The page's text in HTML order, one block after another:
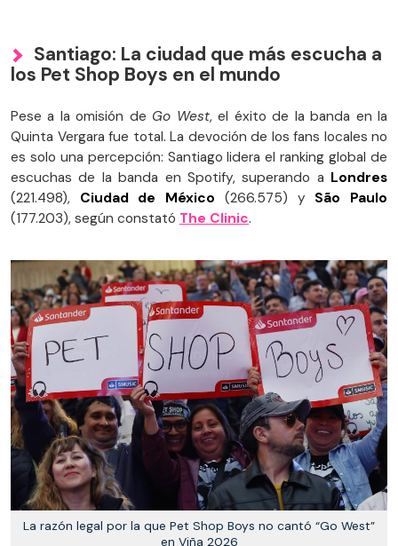
Santiago: La ciudad que más escucha a
los Pet Shop Boys en el mundo
Pese a la omisión de Go West, el éxito de la banda en la
Quinta Vergara fue total. La devoción de los fans locales no
es solo una percepción: Santiago lidera el ranking global de
escuchas de la banda en Spotify, superando a Londres
(221.498), Ciudad de México (266.575) y São Paulo
(177.203), según constató The Clinic.
La razón legal por la que Pet Shop Boys no cantó “Go West”
en Viña 2026